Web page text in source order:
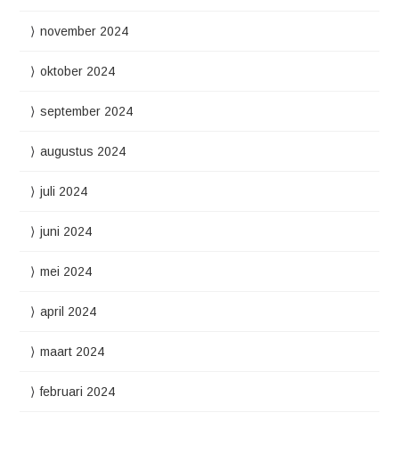
november 2024
oktober 2024
september 2024
augustus 2024
juli 2024
juni 2024
mei 2024
april 2024
maart 2024
februari 2024